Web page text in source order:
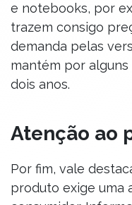
e notebooks, por
trazem consigo
demanda pelas
mantém por alguns
dois anos.
Atenção ao
Por fim, vale
produto exige uma